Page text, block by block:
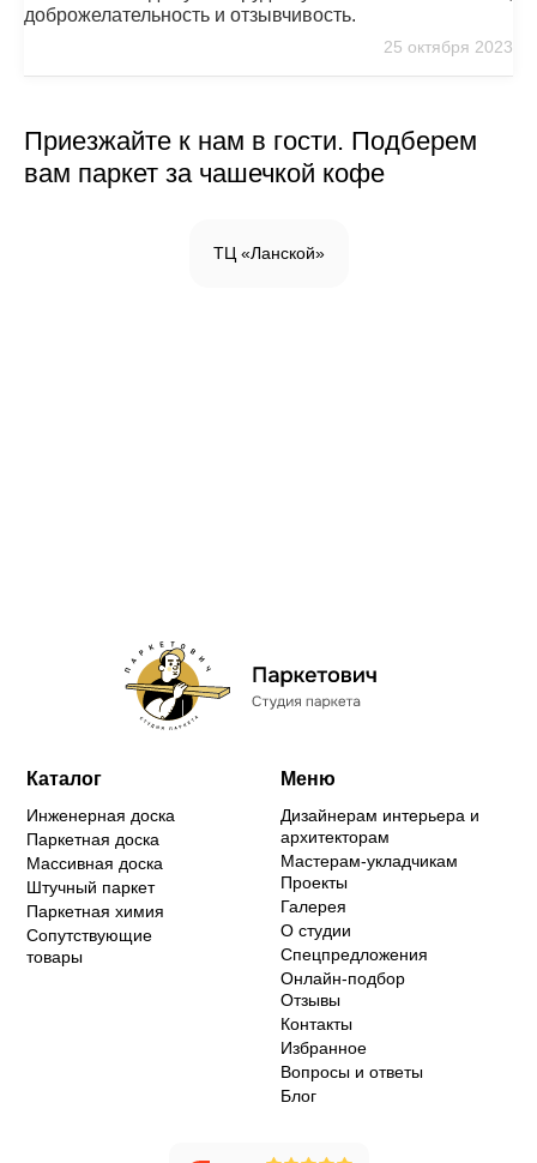
доброжелательность и отзывчивость.
25 октября 2023
Приезжайте к нам в гости. Подберем
вам паркет за чашечкой кофе
ТЦ «Ланской»
Каталог
Инженерная доска
Паркетная доска
Массивная доска
Штучный паркет
Паркетная химия
Сопутствующие
товары
Меню
Дизайнерам интерьера и
архитекторам
Мастерам-укладчикам
Проекты
Галерея
О студии
Спецпредложения
Онлайн-подбор
Отзывы
Контакты
Избранное
Вопросы и ответы
Блог